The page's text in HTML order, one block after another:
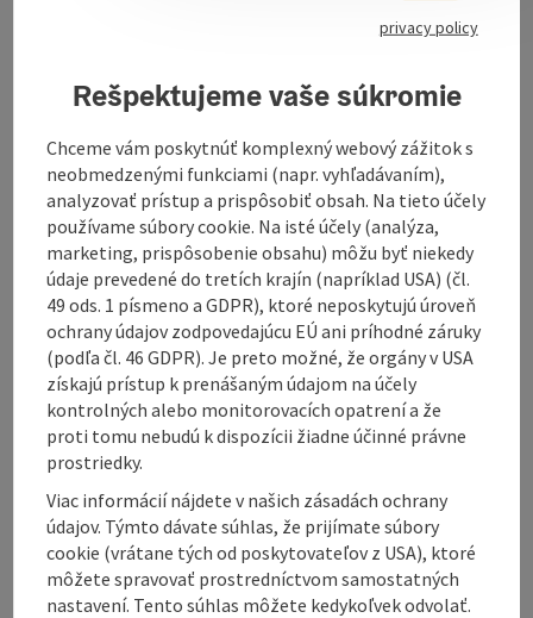
steeply down to the Danube and has the character of a
fortress. The location is so favourable that the
to the Schlögener Donauschlinge. This played an
important role in monitoring Danube traffic and later
for the robber barons.
Marsbach was first mentioned in a document in 1075
as "Morspah", making it the oldest aristocratic
residence in the upper Mühlviertel. The ...
Display complete description
Contact
Opening hours
privacy policy
Rešpektujeme vaše súkromie
Chceme vám poskytnúť komplexný webový zážitok s
neobmedzenými funkciami (napr. vyhľadávaním),
analyzovať prístup a prispôsobiť obsah. Na tieto účely
používame súbory cookie. Na isté účely (analýza,
marketing, prispôsobenie obsahu) môžu byť niekedy
údaje prevedené do tretích krajín (napríklad USA) (čl.
49 ods. 1 písmeno a GDPR), ktoré neposkytujú úroveň
ochrany údajov zodpovedajúcu EÚ ani príhodné záruky
(podľa čl. 46 GDPR). Je preto možné, že orgány v USA
získajú prístup k prenášaným údajom na účely
kontrolných alebo monitorovacích opatrení a že
proti tomu nebudú k dispozícii žiadne účinné právne
prostriedky.
Viac informácií nájdete v našich zásadách ochrany
údajov. Týmto dávate súhlas, že prijímate súbory
cookie (vrátane tých od poskytovateľov z USA), ktoré
môžete spravovať prostredníctvom samostatných
nastavení. Tento súhlas môžete kedykoľvek odvolať.